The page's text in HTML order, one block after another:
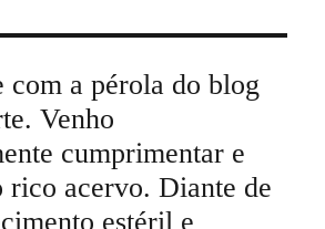
com a pérola do blog
Venho
cumprimentar e
rico acervo. Diante de
estéril e